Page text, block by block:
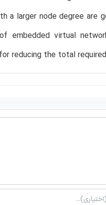
a larger node degree are
embedded virtual
reducing the total